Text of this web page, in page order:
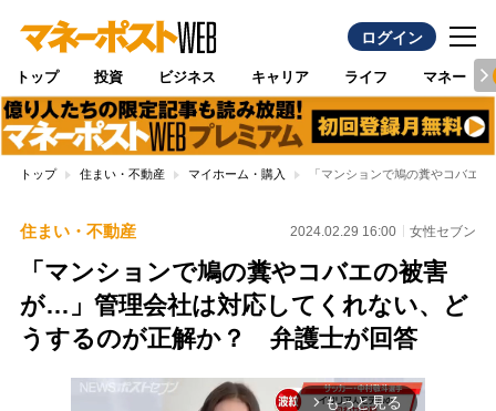
ログイン
トップ 投資 ビジネス キャリア ライフ マネー
トップ 住まい・不動産 マイホーム・購入 「マンションで鳩の糞やコバエ
住まい・不動産 2024.02.29 16:00 女性セブン
「マンションで鳩の糞やコバエの被害
が…」管理会社は対応してくれない、ど
うするのが正解か？ 弁護士が回答
arrow_forward_ios もっと見る